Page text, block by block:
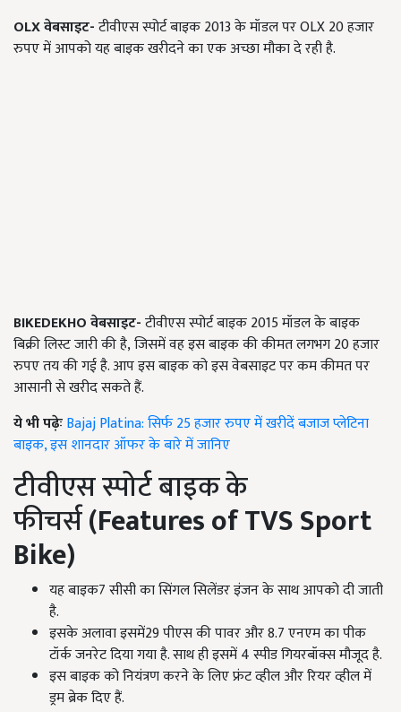
OLX वेबसाइट-टीवीएस स्पोर्ट बाइक 2013 के मॉडल पर OLX 20 हजार
रुपए में आपको यह बाइक खरीदने का एक अच्छा मौका दे रही है.
BIKEDEKHOवेबसाइट-टीवीएस स्पोर्ट बाइक 2015 मॉडल के बाइक
बिक्री लिस्ट जारी की है, जिसमें वह इस बाइक की कीमत लगभग 20 हजार
रुपए तय की गई है. आप इस बाइक को इस वेबसाइट पर कम कीमत पर
आसानी से खरीद सकते हैं.
ये भी पढ़ेःBajaj Platina: सिर्फ 25 हजार रुपए में खरीदें बजाज प्लेटिना
बाइक, इस शानदार ऑफर के बारे में जानिए
टीवीएस स्पोर्ट बाइक के
फीचर्स(Features of TVS Sport
Bike)
यह बाइक7 सीसी का सिंगल सिलेंडर इंजन के साथ आपको दी जाती
है.
इसके अलावा इसमें29 पीएस की पावर और 8.7 एनएम का पीक
टॉर्क जनरेट दिया गया है. साथ ही इसमें 4 स्पीड गियरबॉक्स मौजूद है.
इस बाइक को नियंत्रण करने के लिए फ्रंट व्हील और रियर व्हील में
ड्रम ब्रेक दिए हैं.